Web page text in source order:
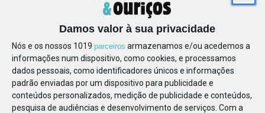
Damos valor à sua privacidade
Nós e os nossos 1019 parceiros armazenamos e/ou acedemos a
informações num dispositivo, como cookies, e processamos
dados pessoais, como identificadores únicos e informações
padrão enviadas por um dispositivo para publicidade e
conteúdos personalizados, medição de publicidade e conteúdos,
pesquisa de audiências e desenvolvimento de serviços. Com a